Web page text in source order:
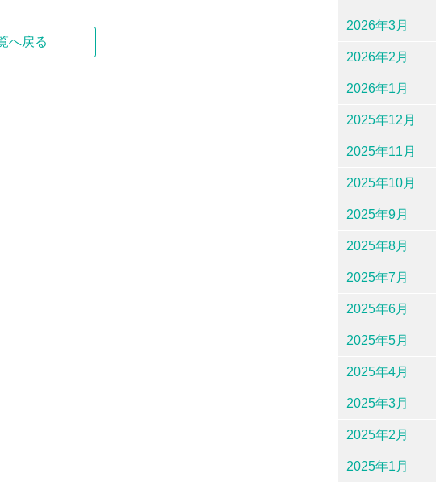
へ戻る
2026年3月
2026年2月
2026年1月
2025年12月
2025年11月
2025年10月
2025年9月
2025年8月
2025年7月
2025年6月
2025年5月
2025年4月
2025年3月
2025年2月
2025年1月